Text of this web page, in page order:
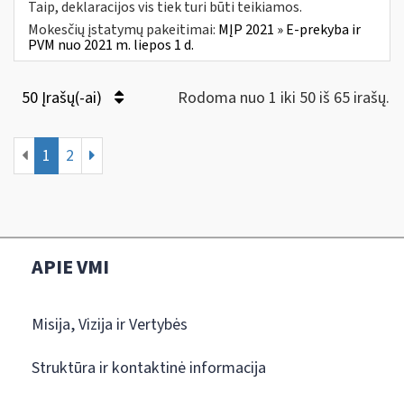
Taip, deklaracijos vis tiek turi būti teikiamos.
Mokesčių įstatymų pakeitimai: MĮP 2021 » E-prekyba ir
PVM nuo 2021 m. liepos 1 d.
50 Įrašų(-ai) Rodoma nuo 1 iki 50 iš 65 irašų.
1 2
APIE VMI
Misija, Vizija ir Vertybės
Struktūra ir kontaktinė informacija